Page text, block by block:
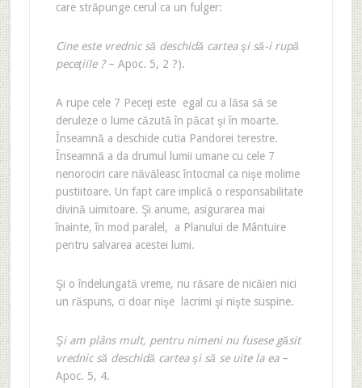
care străpunge cerul ca un fulger:
Cine este vrednic să deschidă cartea şi să-i rupă
peceţiile ?– Apoc. 5, 2 ?).
A rupe cele 7 Peceţi este egal cu a lăsa să se
deruleze o lume căzută în păcat şi în moarte.
Înseamnă a deschide cutia Pandorei terestre.
Înseamnă a da drumul lumii umane cu cele 7
nenorociri care năvăleasc întocmal ca nişe molime
pustiitoare. Un fapt care implică o responsabilitate
divină uimitoare. Şi anume, asigurarea mai
înainte, în mod paralel, a Planului de Mântuire
pentru salvarea acestei lumi.
Şi o îndelungată vreme, nu răsare de nicăieri nici
un răspuns, ci doar nişe lacrimi şi nişte suspine.
Şi am plâns mult, pentru nimeni nu fusese găsit
vrednic să deschidă cartea şi să se uite la ea–
Apoc. 5, 4.